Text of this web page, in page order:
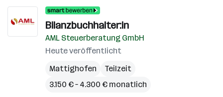
Bilanzbuchhalter:in
AML Steuerberatung GmbH
Heute veröffentlicht
Mattighofen
Teilzeit
3.150 € – 4.300 € monatlich